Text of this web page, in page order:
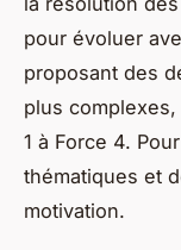
pour évoluer
proposant des
plus
1 à Force 4.
thématiques et
motivation.